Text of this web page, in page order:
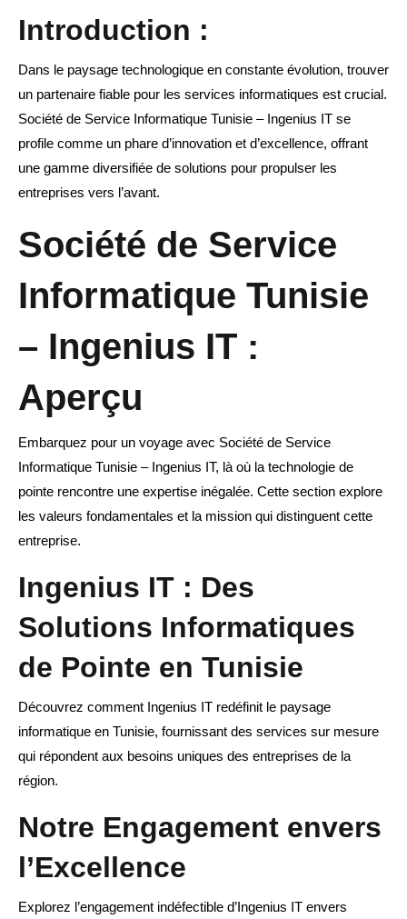
Introduction :
Dans le paysage technologique en constante évolution, trouver
un partenaire fiable pour les services informatiques est crucial.
Société de Service Informatique Tunisie – Ingenius IT se
profile comme un phare d’innovation et d’excellence, offrant
une gamme diversifiée de solutions pour propulser les
entreprises vers l’avant.
Société de Service
Informatique Tunisie
– Ingenius IT :
Aperçu
Embarquez pour un voyage avec Société de Service
Informatique Tunisie – Ingenius IT, là où la technologie de
pointe rencontre une expertise inégalée. Cette section explore
les valeurs fondamentales et la mission qui distinguent cette
entreprise.
Ingenius IT : Des
Solutions Informatiques
de Pointe en Tunisie
Découvrez comment Ingenius IT redéfinit le paysage
informatique en Tunisie, fournissant des services sur mesure
qui répondent aux besoins uniques des entreprises de la
région.
Notre Engagement envers
l’Excellence
Explorez l’engagement indéfectible d’Ingenius IT envers